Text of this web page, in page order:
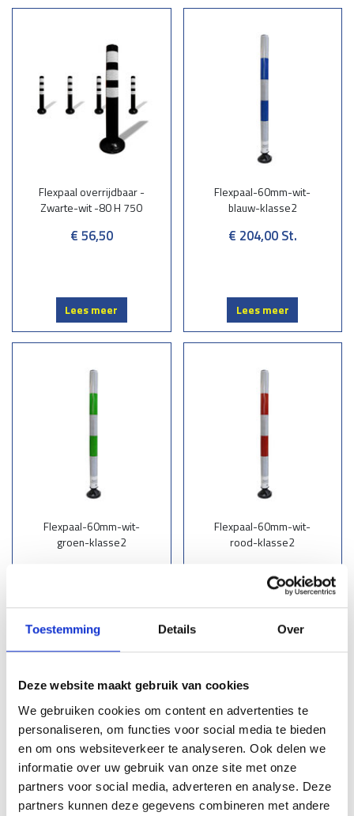
Toestemming Details Over
Deze website maakt gebruik van cookies
We gebruiken cookies om content en advertenties te
personaliseren, om functies voor social media te bieden
en om ons websiteverkeer te analyseren. Ook delen we
informatie over uw gebruik van onze site met onze
partners voor social media, adverteren en analyse. Deze
partners kunnen deze gegevens combineren met andere
Flexpaal overrijdbaar -
Zwarte-wit -80 H 750
€ 56,50
Lees meer
Flexpaal-60mm-wit-
blauw-klasse2
€ 204,00 St.
Lees meer
Flexpaal-60mm-wit-
groen-klasse2
Flexpaal-60mm-wit-
rood-klasse2
€ 204,00 St.